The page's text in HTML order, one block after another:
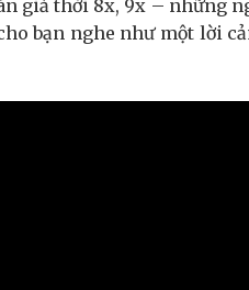
giả thời 8x, 9x – những
bạn nghe như một lời